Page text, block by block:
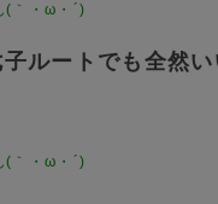
(｀・ω・´)
ルートでも全然
(｀・ω・´)